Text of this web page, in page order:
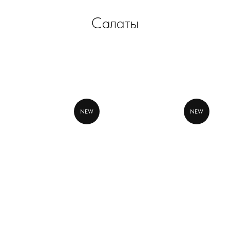
Салаты
NEW NEW